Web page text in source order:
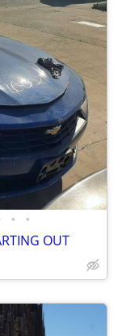
• •
OUT